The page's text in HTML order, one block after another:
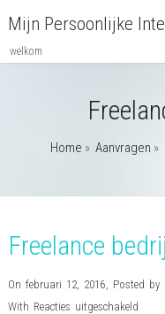
Mijn Persoonlijke
welkom
Home » Aanvragen »
Freelance
On februari 12, 2016, Posted by
With Reacties uitgeschakeldvoor